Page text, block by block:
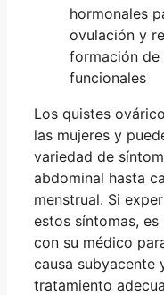
hormonales
ovulación y
formación de
funcionales
Los quistes
las mujeres y
variedad de
abdominal hasta
menstrual. Si
estos síntomas,
con su médico
causa subyacente
tratamiento